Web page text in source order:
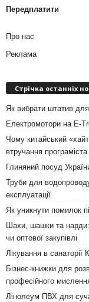
Передплатити
Про нас
Реклама
Стрічка останніх
Як вибрати штатив
Електромотори на E-
Чому китайський
втручання програміста
Глиняний посуд
Труби для
експлуатації
Як уникнути помилок
Шахи, шашки та нарди:
чи оптової закупівлі
Лікування в санаторії
Бізнес-книжки для
професійного
Лінолеум ПВХ для